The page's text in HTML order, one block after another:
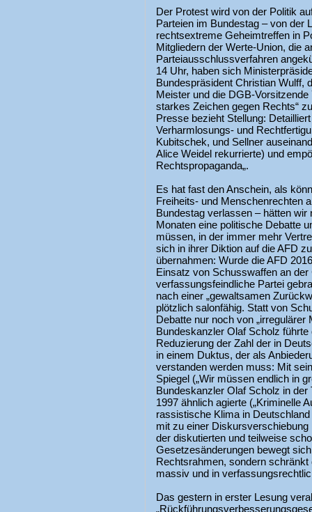
Der Protest wird von der Politik
Parteien im Bundestag – von der
rechtsextreme Geheimtreffen in
Mitgliedern der Werte-Union, die
Parteiausschlussverfahren
14 Uhr, haben sich
Bundespräsident Christian Wulff,
Meister und die DGB-
starkes Zeichen gegen Rechts“
Presse bezieht Stellung:
Verharmlosungs- und
Kubitschek, und Sellner
Alice Weidel rekurrierte) und
Rechtspropaganda„.
Es hat fast den Anschein, als
Freiheits- und Menschenrechten
Bundestag verlassen – hätten
Monaten eine politische Debatte
müssen, in der immer mehr
sich in ihrer Diktion auf die AFD
übernahmen: Wurde die AFD
Einsatz von Schusswaffen an der
verfassungsfeindliche Partei
nach einer „gewaltsamen
plötzlich salonfähig. Statt von
Debatte nur noch von „irregulärer
Bundeskanzler Olaf Scholz
Reduzierung der Zahl der in
in einem Duktus, der als
verstanden werden muss: Mit
Spiegel („Wir müssen endlich in
Bundeskanzler Olaf Scholz in
1997 ähnlich agierte („Kriminelle
rassistische Klima in
mit zu einer
der diskutierten und teilweise
Gesetzesänderungen bewegt
Rechtsrahmen, sondern
massiv und in
Das gestern in erster Lesung